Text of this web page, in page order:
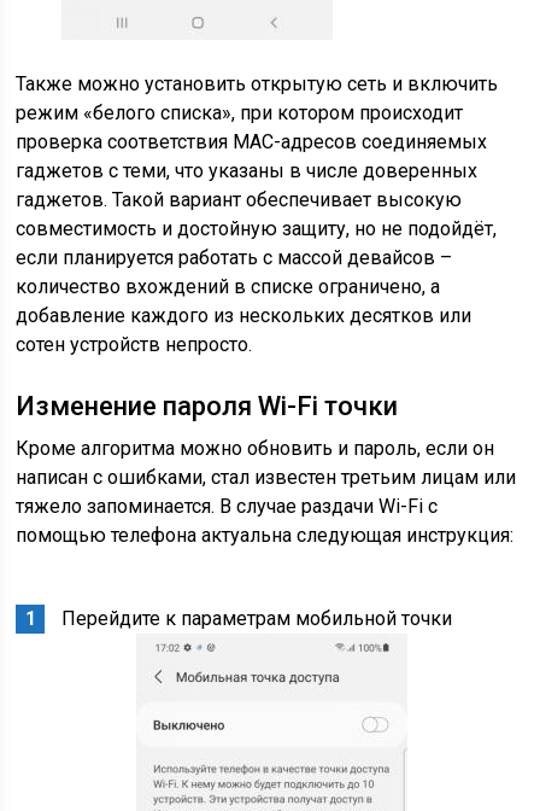
Также можно установить открытую сеть и включить
режим «белого списка», при котором происходит
проверка соответствия MAC-адресов соединяемых
гаджетов с теми, что указаны в числе доверенных
гаджетов. Такой вариант обеспечивает высокую
совместимость и достойную защиту, но не подойдёт,
если планируется работать с массой девайсов –
количество вхождений в списке ограничено, а
добавление каждого из нескольких десятков или
сотен устройств непросто.
Изменение пароля Wi-Fi точки
Кроме алгоритма можно обновить и пароль, если он
написан с ошибками, стал известен третьим лицам или
тяжело запоминается. В случае раздачи Wi-Fi с
помощью телефона актуальна следующая инструкция:
Перейдите к параметрам мобильной точки